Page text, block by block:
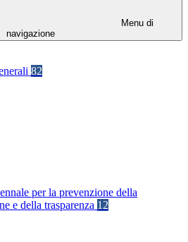
Menu di
navigazione
82
per la prevenzione della
e della trasparenza 12